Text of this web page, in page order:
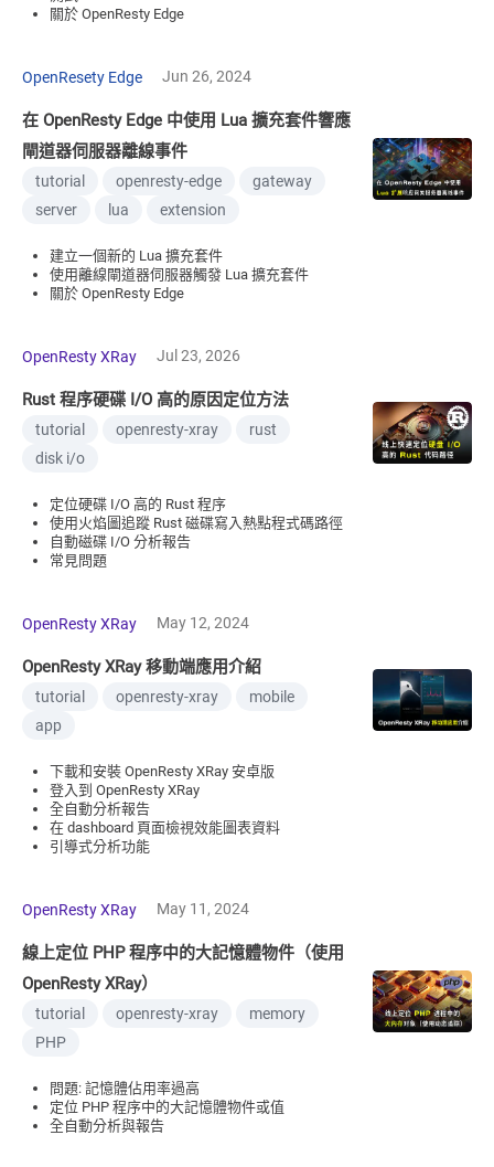
關於 OpenResty Edge
OpenResety Edge Jun 26, 2024
在 OpenResty Edge 中使用 Lua 擴充套件響應
閘道器伺服器離線事件
tutorial openresty-edge
gateway
server
lua extension
建立一個新的 Lua 擴充套件
使用離線閘道器伺服器觸發 Lua 擴充套件
關於 OpenResty Edge
OpenResty XRay Jul 23, 2026
Rust 程序硬碟 I/O 高的原因定位方法
tutorial openresty-xray
rust
disk i/o
定位硬碟 I/O 高的 Rust 程序
使用火焰圖追蹤 Rust 磁碟寫入熱點程式碼路徑
自動磁碟 I/O 分析報告
常見問題
OpenResty XRay May 12, 2024
OpenResty XRay 移動端應用介紹
tutorial openresty-xray
mobile
app
下載和安裝 OpenResty XRay 安卓版
登入到 OpenResty XRay
全自動分析報告
在 dashboard 頁面檢視效能圖表資料
引導式分析功能
OpenResty XRay May 11, 2024
線上定位 PHP 程序中的大記憶體物件（使用
OpenResty XRay）
tutorial openresty-xray
memory
PHP
問題: 記憶體佔用率過高
定位 PHP 程序中的大記憶體物件或值
全自動分析與報告